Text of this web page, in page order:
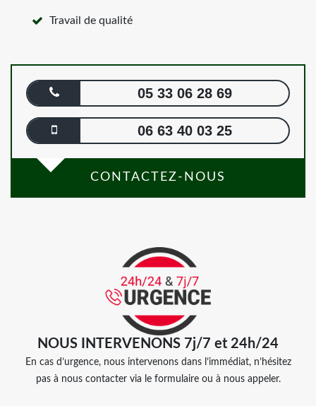
Travail de qualité
05 33 06 28 69
06 63 40 03 25
CONTACTEZ-NOUS
NOUS INTERVENONS 7j/7 et 24h/24
En cas d’urgence, nous intervenons dans l’immédiat, n’hésitez
pas à nous contacter via le formulaire ou à nous appeler.